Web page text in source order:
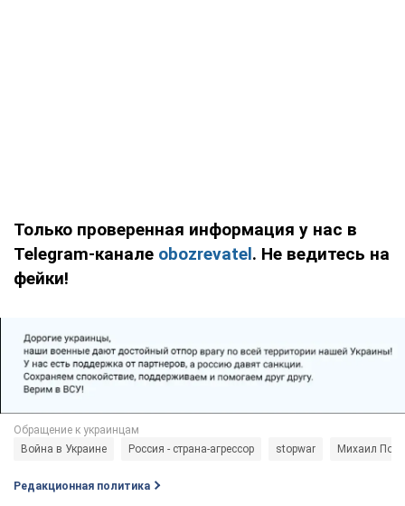
Только проверенная информация у нас в
Telegram-канале obozrevatel. Не ведитесь на
фейки!
Война в Украине Россия - страна-агрессор stopwar Михаил
Редакционная политика